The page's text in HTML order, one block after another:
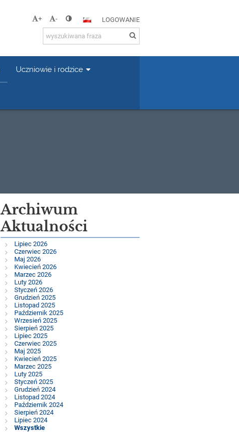
+ - LOGOWANIE
Uczniowie i rodzice
Archiwum
Aktualności
Lipiec 2026
Czerwiec 2026
Maj 2026
Kwiecień 2026
Marzec 2026
Luty 2026
Styczeń 2026
Grudzień 2025
Listopad 2025
Październik 2025
Wrzesień 2025
Sierpień 2025
Lipiec 2025
Czerwiec 2025
Maj 2025
Kwiecień 2025
Marzec 2025
Luty 2025
Styczeń 2025
Grudzień 2024
Listopad 2024
Październik 2024
Sierpień 2024
Lipiec 2024
Wszystkie